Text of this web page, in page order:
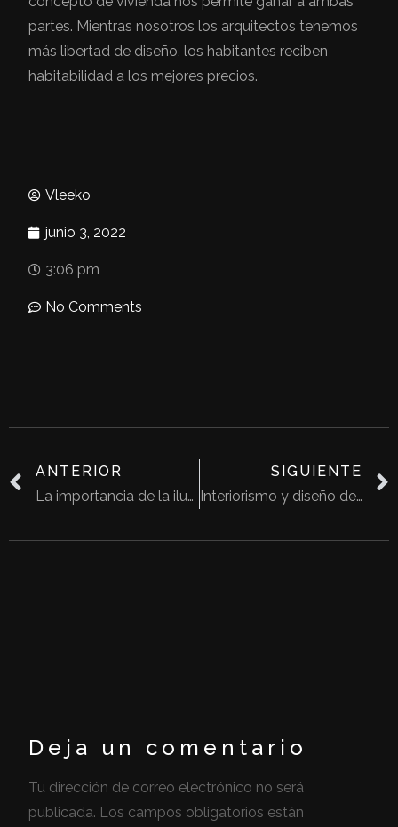
partes. Mientras nosotros los arquitectos tenemos
más libertad de diseño, los habitantes reciben
habitabilidad a los mejores precios.
Vleeko
junio 3, 2022
3:06 pm
No Comments
ANTERIOR
La importancia de la iluminación en el diseño de interiores
SIGUIENTE
Interiorismo y diseño de interiores
Deja un comentario
Tu dirección de correo electrónico no será
publicada. Los campos obligatorios están